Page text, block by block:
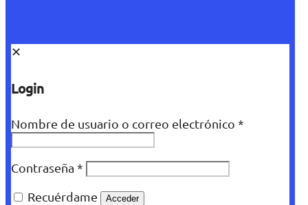
✕
Login
Nombre de usuario o correo electrónico *
Contraseña *
Recuérdame
Acceder